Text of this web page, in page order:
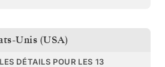
Unis (USA)
DÉTAILS POUR LES 13